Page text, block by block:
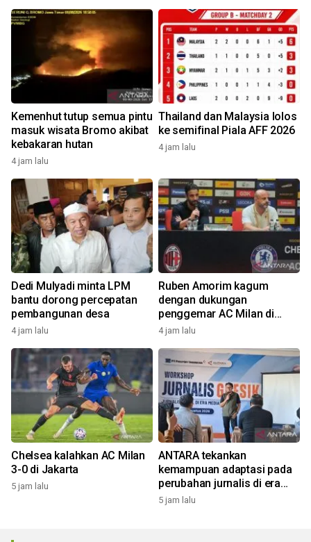
Kemenhut tutup semua pintu
masuk wisata Bromo akibat
kebakaran hutan
4 jam lalu
Thailand dan Malaysia lolos
ke semifinal Piala AFF 2026
4 jam lalu
Dedi Mulyadi minta LPM
bantu dorong percepatan
pembangunan desa
4 jam lalu
Ruben Amorim kagum
dengan dukungan
penggemar AC Milan di
Indonesia
4 jam lalu
Chelsea kalahkan AC Milan
3-0 di Jakarta
5 jam lalu
ANTARA tekankan
kemampuan adaptasi pada
perubahan jurnalis di era
digital
5 jam lalu